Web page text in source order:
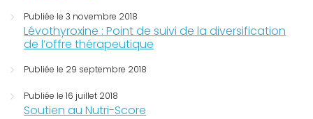
Publiée le 3 novembre 2018
Lévothyroxine : Point de suivi de la diversification
de l’offre thérapeutique
Publiée le 29 septembre 2018
Publiée le 16 juillet 2018
Soutien au Nutri-Score